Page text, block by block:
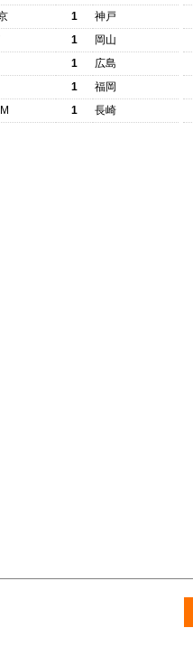
1
神戸
1
岡山
1
広島
1
福岡
1 長崎